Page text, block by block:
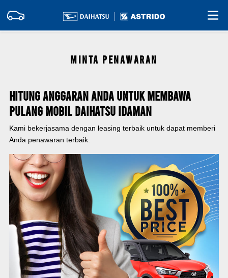
MINTA PENAWARAN
Hitung Anggaran Anda Untuk Membawa
Pulang Mobil Daihatsu Idaman
Kami bekerjasama dengan leasing terbaik untuk dapat memberi
Anda penawaran terbaik.